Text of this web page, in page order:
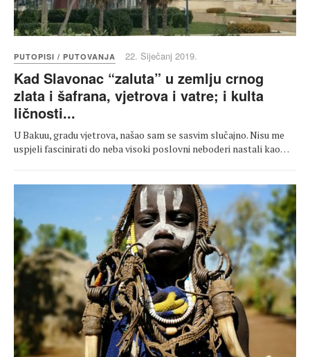
PUTOPISI / PUTOVANJA 22. Siječanj 2019.
Kad Slavonac “zaluta” u zemlju crnog
zlata i šafrana, vjetrova i vatre; i kulta
ličnosti...
U Bakuu, gradu vjetrova, našao sam se sasvim slučajno. Nisu me
uspjeli fascinirati do neba visoki poslovni neboderi nastali kao…